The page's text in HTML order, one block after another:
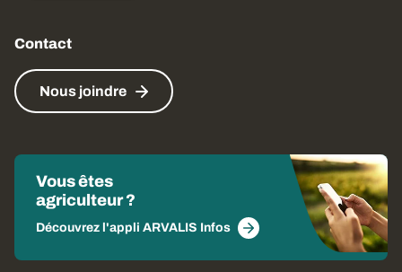
Contact
Nous joindre
Vous êtes
agriculteur ?
Découvrez l'appli ARVALIS Infos